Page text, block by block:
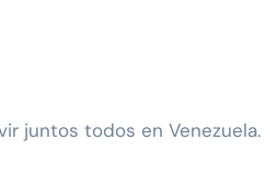
juntos todos en Venezuela.